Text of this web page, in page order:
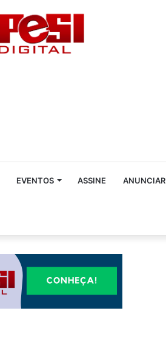
EVENTOS ASSINE ANUNCIAR